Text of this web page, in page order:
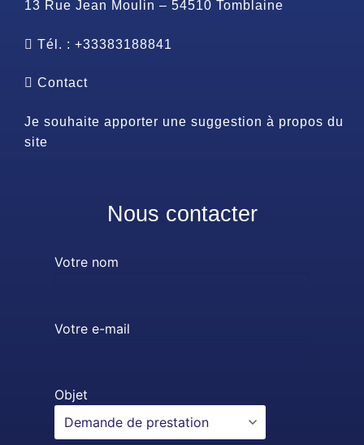
13 Rue Jean Moulin – 54510 Tomblaine
Tél. : +33383188841
Contact
Je souhaite apporter une suggestion à propos du
site
Nous contacter
Votre nom
Votre e-mail
Objet